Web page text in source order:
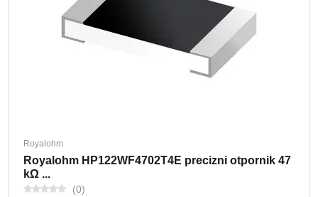
Royalohm
Royalohm HP122WF4702T4E precizni otpornik 47
kΩ ...
(0)